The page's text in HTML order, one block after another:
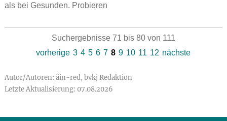
als bei Gesunden. Probieren
Suchergebnisse 71 bis 80 von 111
vorherige 3 4 5 6 7 8 9 10 11 12 nächste
Autor/Autoren: äin-red, bvkj Redaktion
Letzte Aktualisierung: 07.08.2026